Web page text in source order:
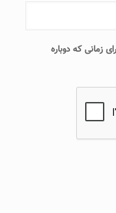
زمانی که دوباره